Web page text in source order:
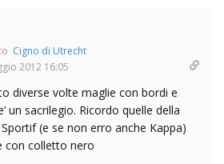
Cigno di Utrecht
2012 16:05
diverse volte maglie con bordi e
un sacrilegio. Ricordo quelle della
(e se non erro anche Kappa)
con colletto nero